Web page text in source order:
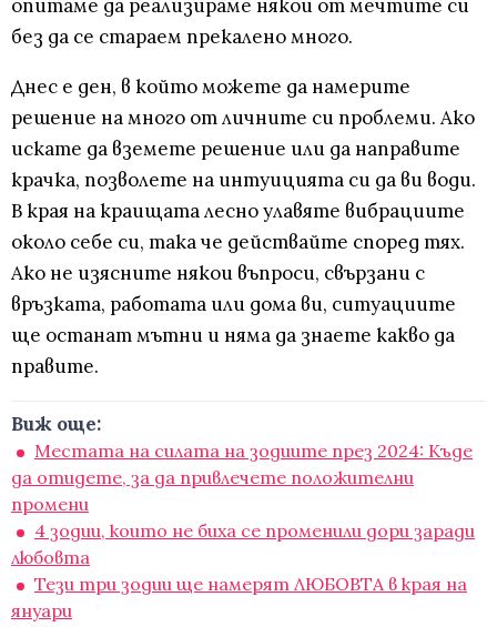
опитаме да реализираме някои от мечтите си
без да се стараем прекалено много.
Днес е ден, в който можете да намерите
решение на много от личните си проблеми. Ако
искате да вземете решение или да направите
крачка, позволете на интуицията си да ви води.
В края на краищата лесно улавяте вибрациите
около себе си, така че действайте според тях.
Ако не изясните някои въпроси, свързани с
връзката, работата или дома ви, ситуациите
ще останат мътни и няма да знаете какво да
правите.
Виж още:
Местата на силата на зодиите през 2024: Къде
да отидете, за да привлечете положителни
промени
4 зодии, които не биха се променили дори заради
любовта
Тези три зодии ще намерят ЛЮБОВТА в края на
януари